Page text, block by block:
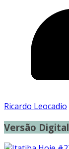
Ricardo Leocadio
Versão Digital